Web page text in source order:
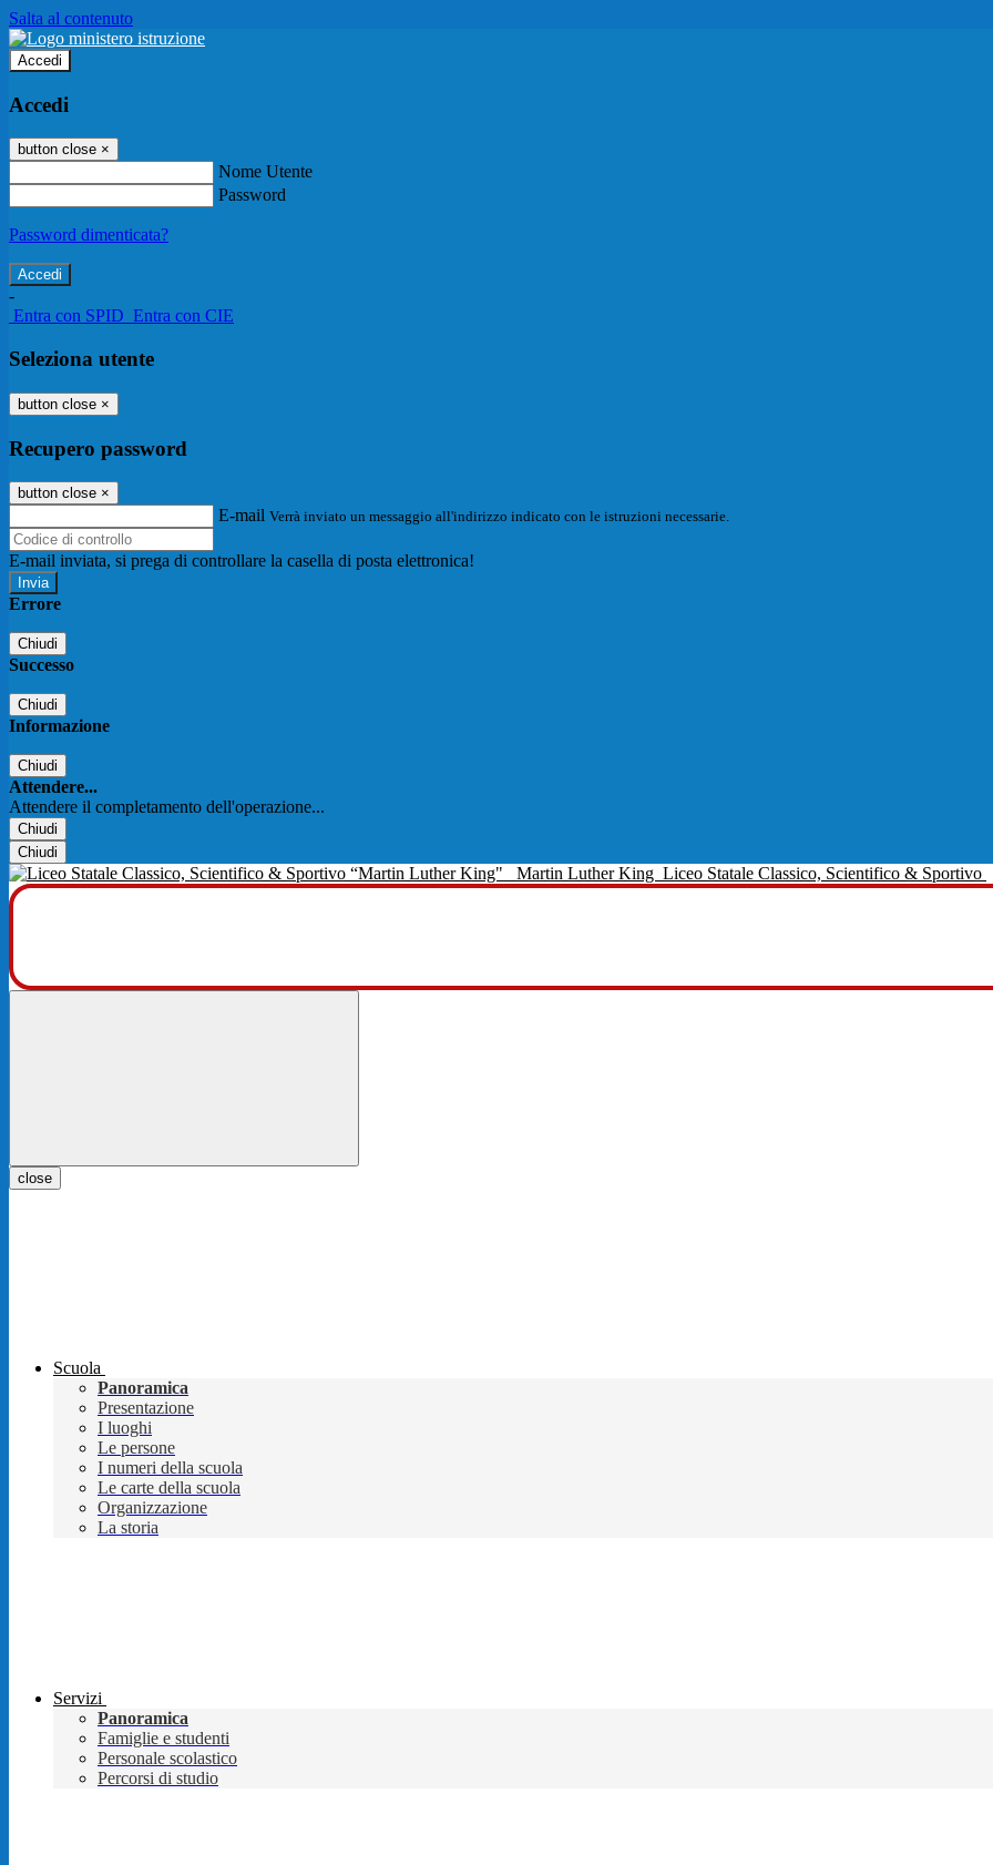
Salta al contenuto
Accedi
Accedi
button close ×
Nome Utente
Password
Password dimenticata?
-
Entra con SPID Entra con CIE
Seleziona utente
button close ×
Recupero password
button close ×
E-mail Verrà inviato un messaggio all'indirizzo indicato con le istruzioni necessarie.
E-mail inviata, si prega di controllare la casella di posta elettronica!
Errore
Chiudi
Successo
Chiudi
Informazione
Chiudi
Attendere...
Attendere il completamento dell'operazione...
Chiudi
Chiudi
Martin Luther King Liceo Statale Classico, Scientifico & Sportivo
close
Scuola
Panoramica
Presentazione
I luoghi
Le persone
I numeri della scuola
Le carte della scuola
Organizzazione
La storia
Servizi
Panoramica
Famiglie e studenti
Personale scolastico
Percorsi di studio